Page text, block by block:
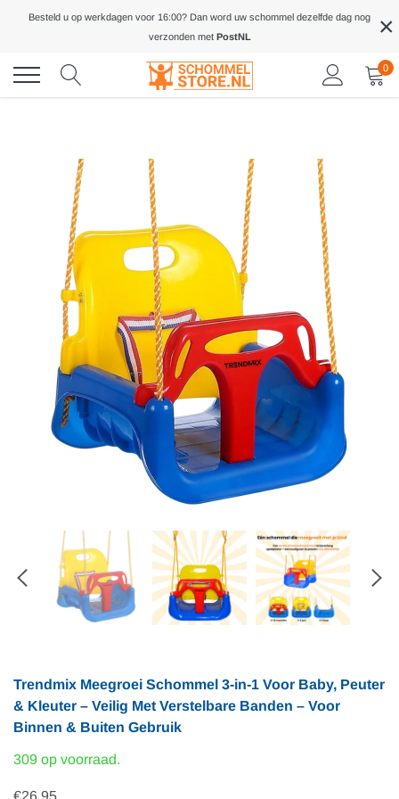
inhoud
Besteld u op werkdagen voor 16:00? Dan word uw schommel dezelfde dag nog
verzonden met PostNL ×
0
Trendmix Meegroei Schommel 3-in-1 Voor Baby, Peuter
& Kleuter – Veilig Met Verstelbare Banden – Voor
Binnen & Buiten Gebruik
309 op voorraad.
€26,95